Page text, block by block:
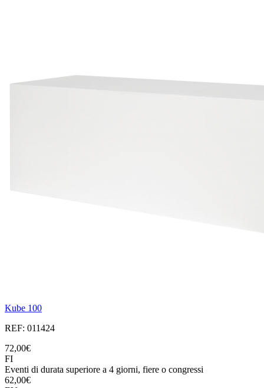
Kube 100
REF: 011424
72,00€
FI
Eventi di durata superiore a 4 giorni, fiere o congressi
62,00€